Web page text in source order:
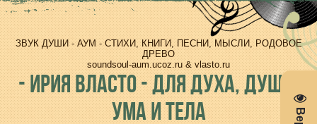
ЗВУК ДУШИ - АУМ - СТИХИ, КНИГИ, ПЕСНИ, МЫСЛИ, РОДОВОЕ
ДРЕВО
soundsoul-aum.ucoz.ru & vlasto.ru
-ИРИЯ ВЛАСТО - ДЛЯ ДУХА, ДУШИ,
УМА И ТЕЛА